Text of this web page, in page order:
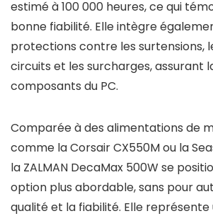
estimé à 100 000 heures, ce qui
bonne fiabilité. Elle intègre
protections contre les surtensions,
circuits et les surcharges, assurant
composants du PC.
Comparée à des alimentations de
comme la Corsair CX550M ou la
la ZALMAN DecaMax 500W se
option plus abordable, sans pour
qualité et la fiabilité. Elle représente